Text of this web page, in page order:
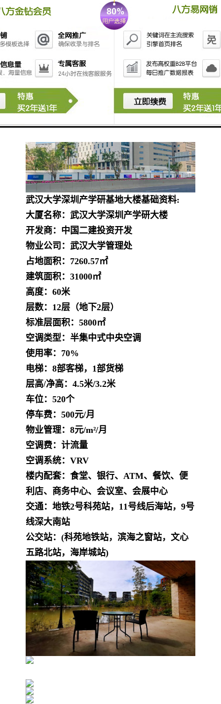
3、精装，落地玻璃采光，带家私即可办
公；
4、可注册、享受租房补贴；
5、个大银行聚集，肯德基，麦当劳，金百
味，快乐园等餐厅环绕。
武汉大学深圳产学研基地大楼基础资料:
大厦名称：武汉大学深圳产学研大楼
开发商：中国二建投资开发
物业公司：武汉大学管理处
占地面积：7260.57㎡
建筑面积：31000㎡
高度：60米
层数：12层（地下2层）
标准层面积：5800㎡
空调类型：半集中式中央空调
使用率：70%
电梯：8部客梯，1部货梯
层高/净高：4.5米/3.2米
车位：520个
停车费：500元/月
物业管理：8元/m²/月
空调费：计流量
空调系统：VRV
楼内配套：食堂、银行、ATM、餐饮、便
利店、商务中心、会议室、会展中心
交通：地铁2号科苑站，11号线后海站，9号
线深大南站
公交站：(科苑地铁站，滨海之窗站，文心
五路北站，海岸城站)